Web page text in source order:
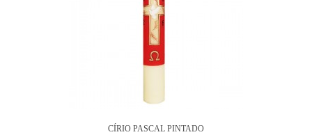
CÍRIO PASCAL PINTADO